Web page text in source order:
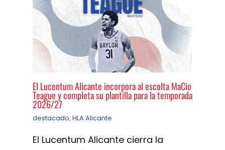
El Lucentum Alicante incorpora al escolta MaCio
Teague y completa su plantilla para la temporada
2026/27
destacado, HLA Alicante
El Lucentum Alicante cierra la